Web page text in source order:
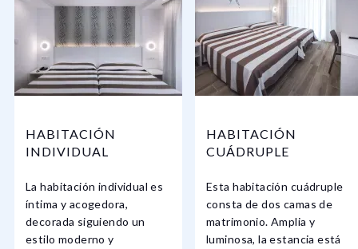
HABITACIÓN
INDIVIDUAL
La habitación individual es
íntima y acogedora,
decorada siguiendo un
estilo moderno y
HABITACIÓN
CUÁDRUPLE
Esta habitación cuádruple
consta de dos camas de
matrimonio. Amplia y
luminosa, la estancia está